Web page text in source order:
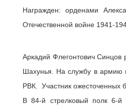
Награжден: орденами
Отечественной войне 1941-
Аркадий Флегонтович Синцов
Шахунья. На службу в армию
РВК. Участник ожесточенных
В 84-й стрелковый полк 6-